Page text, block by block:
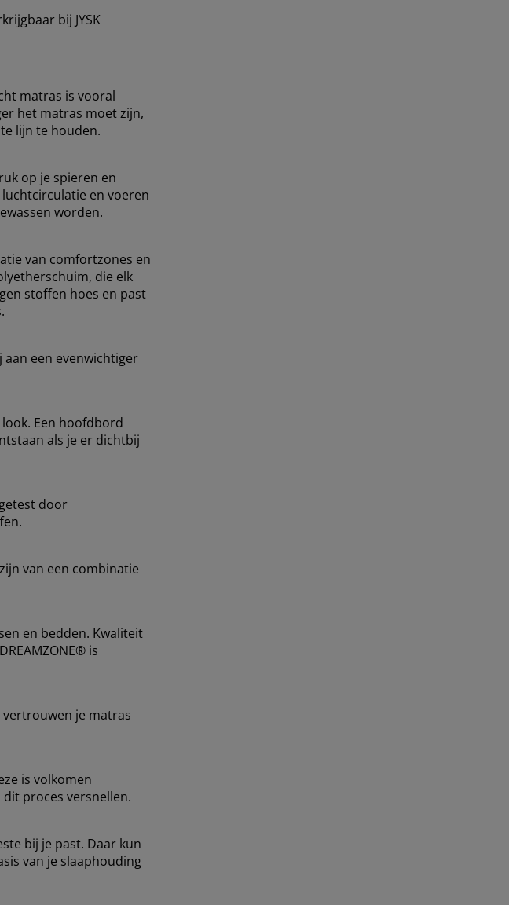
bij JYSK
matras is vooral
het matras moet zijn,
lijn te houden.
op je spieren en
en voeren
worden.
van comfortzones en
die elk
stoffen hoes en past
een evenwichtiger
Een hoofdbord
​​als je er dichtbij
door
van een combinatie
en bedden. Kwaliteit
is
vertrouwen je matras
is volkomen
proces versnellen.
bij je past. Daar kun
van je slaaphouding